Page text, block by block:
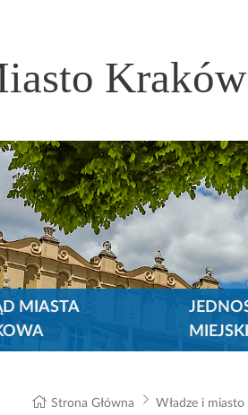
Kraków
MIASTA
Strona Główna Władze i miasto